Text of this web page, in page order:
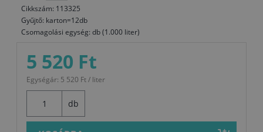
munkakörülmények 10–25 °C
A termék nem fagyhat meg, +5 °C és +35 °C között tárolja és ne tegye
Biocidok alkalmazásakor ügyeljen a biztonságra! Használat előtt
mindig olvassa el a címkét és a használati útmutatót!
Cikkszám: 113325
Gyűjtő: karton=12db
Csomagolási egység: db (1.000 liter)
5 520 Ft
Egységár: 5 520 Ft / liter
db